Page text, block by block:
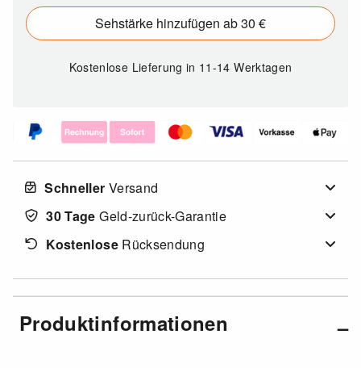
Sehstärke hinzufügen ab 30 €
Kostenlose Lieferungin 11-14 Werktagen
Schneller Versand
30 Tage Geld-zurück-Garantie
KostenloseRücksendung
Produktinformationen